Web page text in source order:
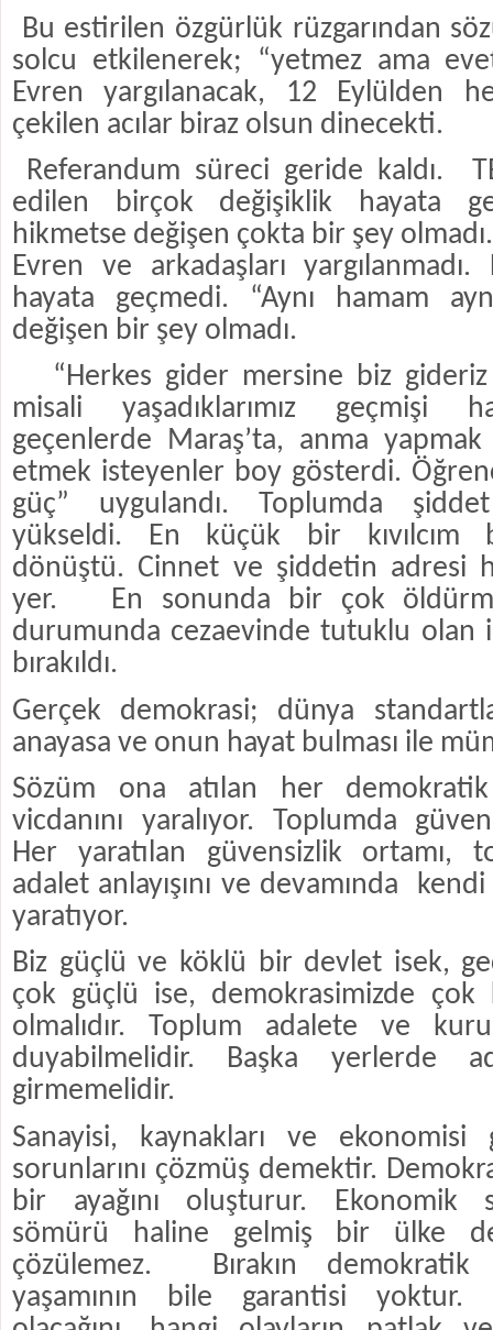
Bu estirilen özgürlük rüzgarından
solcu etkilenerek; “yetmez ama
Evren yargılanacak, 12 Eylülden
çekilen acılar biraz olsun dinecekti.
Referandum süreci geride kaldı.
edilen birçok değişiklik hayata
hikmetse değişen çokta bir şey
Evren ve arkadaşları
hayata geçmedi. “Aynı hamam
değişen bir şey olmadı.
“Herkes gider mersine biz
misali yaşadıklarımız geçmişi
geçenlerde Maraş’ta, anma
etmek isteyenler boy gösterdi.
güç” uygulandı. Toplumda
yükseldi. En küçük bir kıvılcım
dönüştü. Cinnet ve şiddetin adresi
yer.
En sonunda bir çok
durumunda cezaevinde tutuklu olan
bırakıldı.
Gerçek demokrasi; dünya
anayasa ve onun hayat bulması ile
Sözüm ona atılan her
vicdanını yaralıyor. Toplumda
Her yaratılan güvensizlik ortamı,
adalet anlayışını ve devamında
kendi
yaratıyor.
Biz güçlü ve köklü bir devlet isek,
çok güçlü ise, demokrasimizde
olmalıdır. Toplum adalete ve
duyabilmelidir. Başka yerlerde
girmemelidir.
Sanayisi, kaynakları ve
sorunlarını çözmüş demektir.
bir ayağını oluşturur. Ekonomik
sömürü haline gelmiş bir ülke
çözülemez.
Bırakın
yaşamının bile garantisi yoktur.